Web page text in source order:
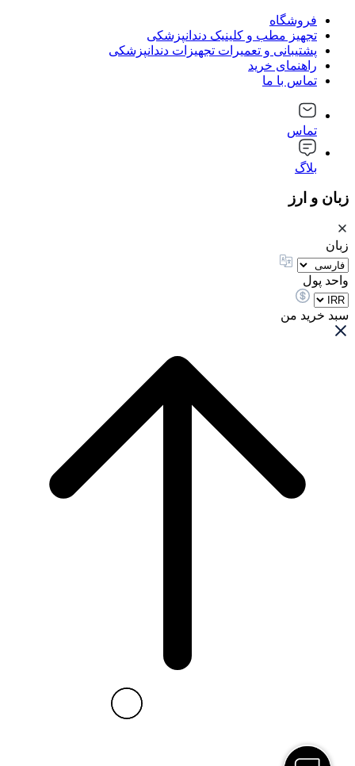
فروشگاه
تجهیز مطب و کلینیک دندانپزشکی
پشتیبانی و تعمیرات تجهیزات دندانپزشکی
راهنمای خرید
تماس با ما
تماس
بلاگ
زبان و ارز
زبان
واحد پول
سبد خرید من